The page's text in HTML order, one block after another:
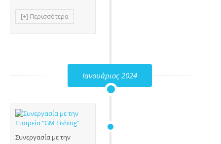
[+] Περισσότερα
Ιανουάριος 2024
Συνεργασία με την